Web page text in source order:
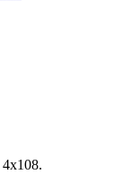
Canaria.
SOBRE